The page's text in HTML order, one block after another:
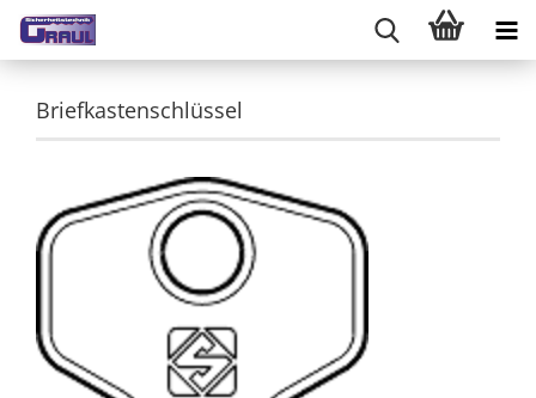
Briefkastenschlüssel